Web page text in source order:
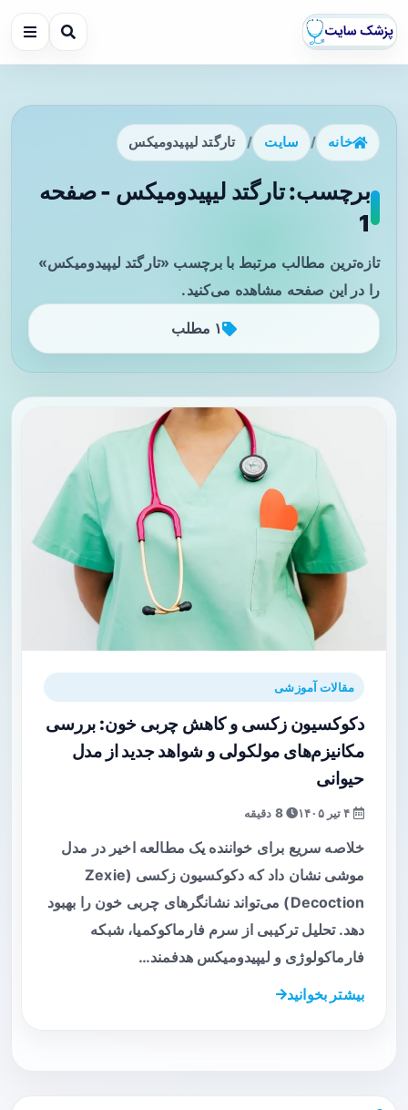
خانه / سایت / تارگتد لیپیدومیکس
برچسب: تارگتد لیپیدومیکس - صفحه
1
تازه‌ترین مطالب مرتبط با برچسب «تارگتد لیپیدومیکس»
را در این صفحه مشاهده می‌کنید.
۱ مطلب
مقالات آموزشی
دکوکسیون زکسی و کاهش چربی خون: بررسی
مکانیزم‌های مولکولی و شواهد جدید از مدل
حیوانی
8 دقیقه
خلاصه سریع برای خواننده یک مطالعه اخیر در مدل
موشی نشان داد که دکوکسیون زکسی (Zexie
Decoction) می‌تواند نشانگرهای چربی خون را بهبود
دهد. تحلیل ترکیبی از سرم فارماکوکمیا، شبکه
فارماکولوژی و لیپیدومیکس هدفمند…
بیشتر بخوانید